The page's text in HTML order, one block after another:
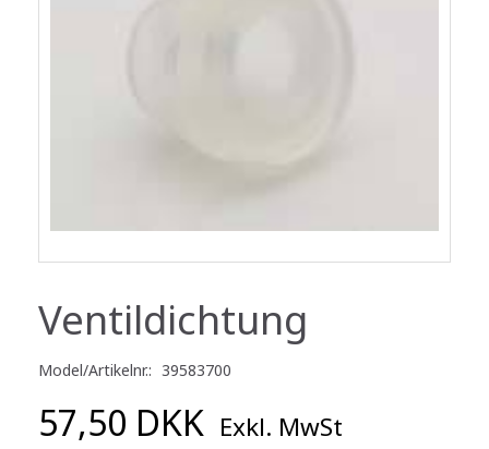
Ventildichtung
Model/Artikelnr.: 39583700
57,50 DKK Exkl. MwSt